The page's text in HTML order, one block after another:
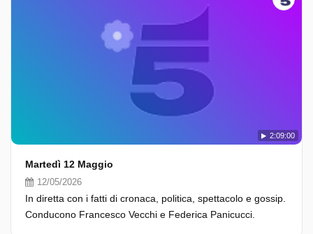
2:09:00
Martedì 12 Maggio
12/05/2026
In diretta con i fatti di cronaca, politica, spettacolo e gossip.
Conducono Francesco Vecchi e Federica Panicucci.